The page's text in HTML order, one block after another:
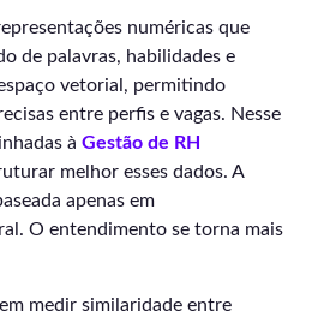
numéricas que
de palavras, habilidades e
vetorial, permitindo
entre perfis e vagas. Nesse
à Gestão de RH
melhor esses dados. A
apenas em
O entendimento se torna mais
medir similaridade entre